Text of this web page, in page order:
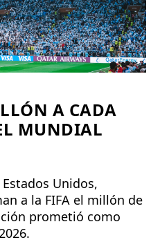
A CADA
MUNDIAL
Unidos,
a la FIFA el millón de
prometió como